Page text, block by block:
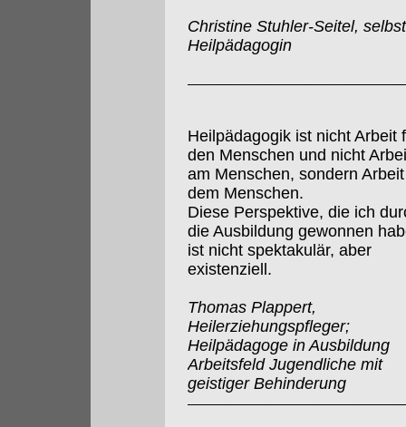
Christine Stuhler-Seitel,
Heilpädagogin
Heilpädagogik ist nicht Arbeit
den Menschen und nicht
am Menschen, sondern
dem Menschen.
Diese Perspektive, die ich
die Ausbildung gewonnen
ist nicht spektakulär, aber
existenziell.
Thomas Plappert,
Heilerziehungspfleger;
Heilpädagoge in Ausbildung
Arbeitsfeld Jugendliche mit
geistiger Behinderung